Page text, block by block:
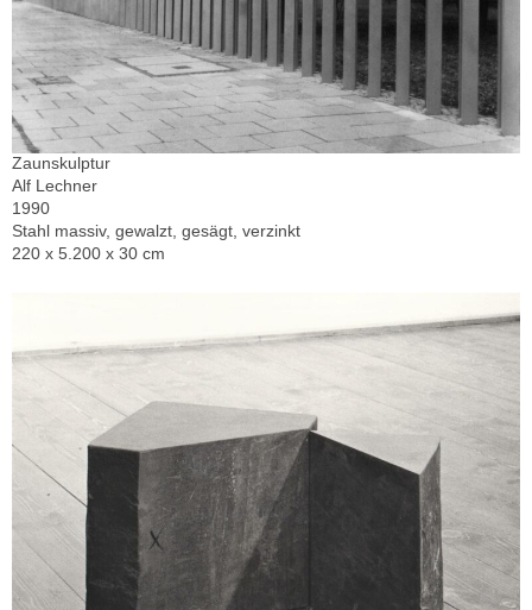
Zaunskulptur
Alf Lechner
1990
Stahl massiv, gewalzt, gesägt, verzinkt
220 x 5.200 x 30 cm